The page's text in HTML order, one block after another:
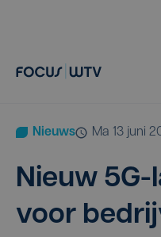
Nieuws ma 13 juni
Nieuw 5G-
voor